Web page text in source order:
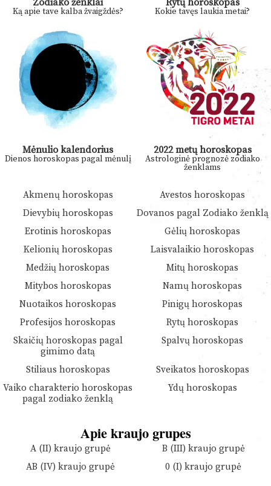
Ką apie tave kalba žvaigždės? Kokie tavęs laukia metai?
Mėnulio kalendorius
Dienos horoskopas pagal mėnulį
2022 metų horoskopas
Astrologinė prognozė zodiako
ženklams
Akmenų horoskopas
Avestos horoskopas
Dievybių horoskopas
Dovanos pagal Zodiako ženklą
Erotinis horoskopas
Gėlių horoskopas
Kelionių horoskopas
Laisvalaikio horoskopas
Medžių horoskopas
Mitų horoskopas
Mitybos horoskopas
Namų horoskopas
Nuotaikos horoskopas
Pinigų horoskopas
Profesijos horoskopas
Rytų horoskopas
Skaičių horoskopas pagal
gimimo datą
Spalvų horoskopas
Stiliaus horoskopas
Sveikatos horoskopas
Vaiko charakterio horoskopas
pagal zodiako ženklą
Ydų horoskopas
Apie kraujo grupes
A (II) kraujo grupė
B (III) kraujo grupė
AB (IV) kraujo grupė
0 (I) kraujo grupė